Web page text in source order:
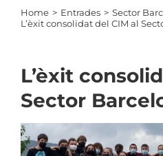
Home Entrades
Sector
L’èxit consolidat del CIM al
L’èxit
Sector
View
Larger